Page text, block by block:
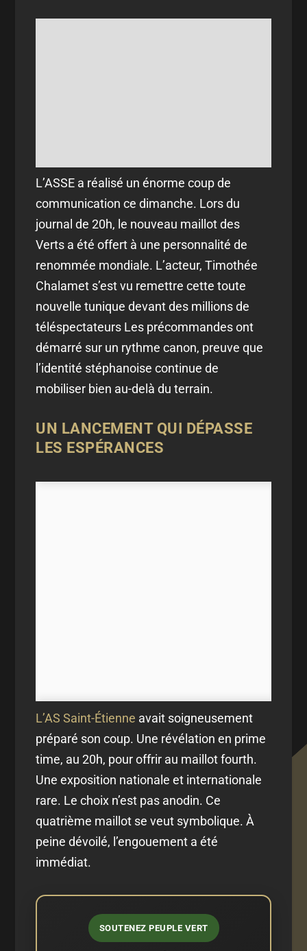
L’ASSE a réalisé un énorme coup de
communication ce dimanche. Lors du
journal de 20h, le nouveau maillot des
Verts a été offert à une personnalité de
renommée mondiale. L’acteur, Timothée
Chalamet s’est vu remettre cette toute
nouvelle tunique devant des millions de
téléspectateurs Les précommandes ont
démarré sur un rythme canon, preuve que
l’identité stéphanoise continue de
mobiliser bien au-delà du terrain.
UN LANCEMENT QUI DÉPASSE
LES ESPÉRANCES
L’AS Saint-Étienne avait soigneusement
préparé son coup. Une révélation en prime
time, au 20h, pour offrir au maillot fourth.
Une exposition nationale et internationale
rare. Le choix n’est pas anodin. Ce
quatrième maillot se veut symbolique. À
peine dévoilé, l’engouement a été
immédiat.
SOUTENEZ PEUPLE VERT